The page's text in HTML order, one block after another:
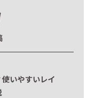
いやすいレイ